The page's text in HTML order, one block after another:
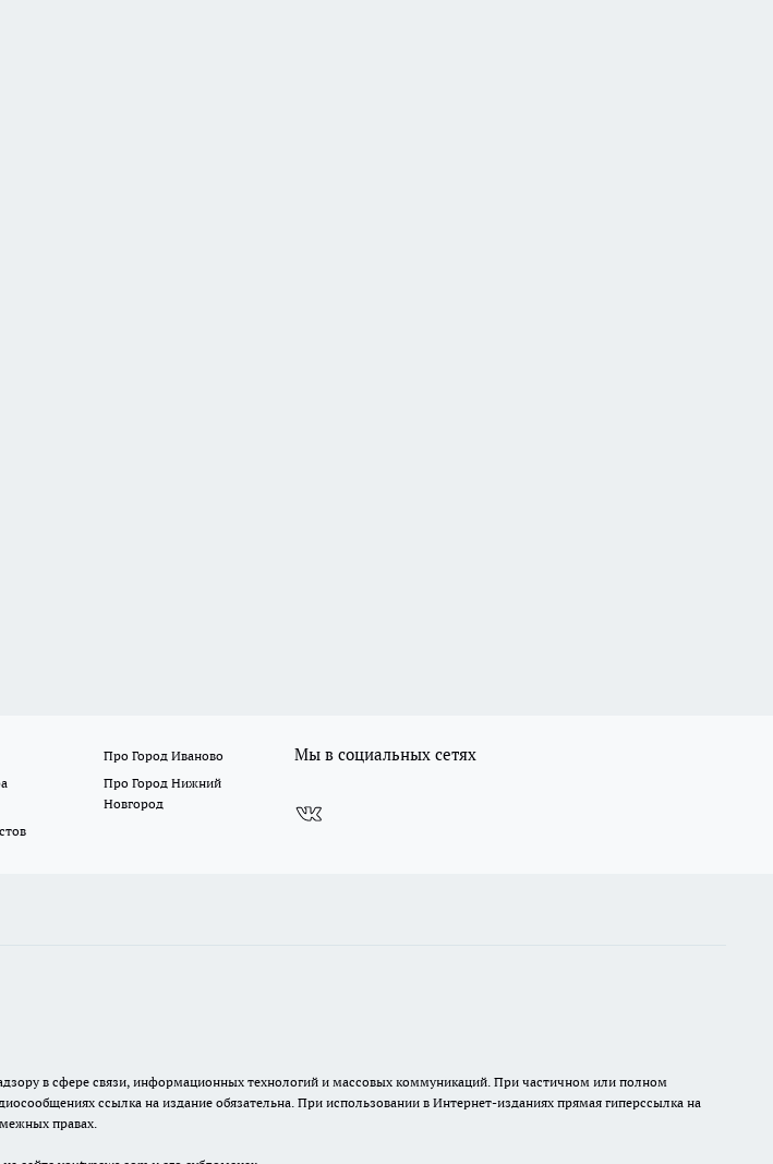
Про Город Иваново
Про Город Нижний
Новгород
Мы в социальных сетях
в сфере связи, информационных технологий и массовых коммуникаций. При частичном или полном
ссылка на издание обязательна. При использовании в Интернет-изданиях прямая гиперссылка на
правах.